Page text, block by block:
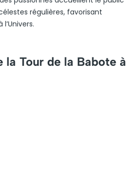
régulières, favorisant
la Tour de la Babote à